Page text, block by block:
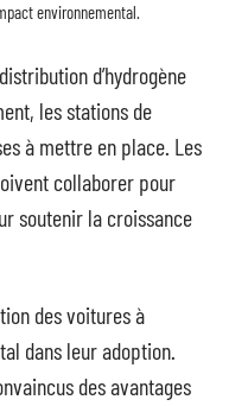
environnemental.
d’hydrogène
les stations de
à mettre en place. Les
collaborer pour
soutenir la croissance
des voitures à
dans leur adoption.
des avantages